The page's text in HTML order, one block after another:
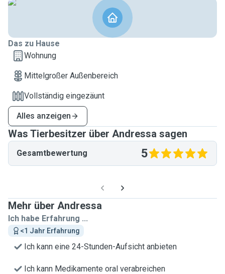
Das zu Hause
Wohnung
Mittelgroßer Außenbereich
Vollständig eingezäunt
Alles anzeigen
Was Tierbesitzer über Andressa sagen
Gesamtbewertung 5
Mehr über Andressa
Ich habe Erfahrung ...
<1 Jahr Erfahrung
Ich kann eine 24-Stunden-Aufsicht anbieten
Ich kann Medikamente oral verabreichen